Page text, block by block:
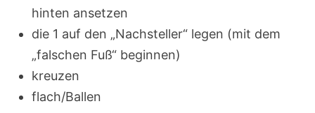
hinten ansetzen
die 1 auf den „Nachsteller“ legen (mit dem
„falschen Fuß“ beginnen)
kreuzen
flach/Ballen